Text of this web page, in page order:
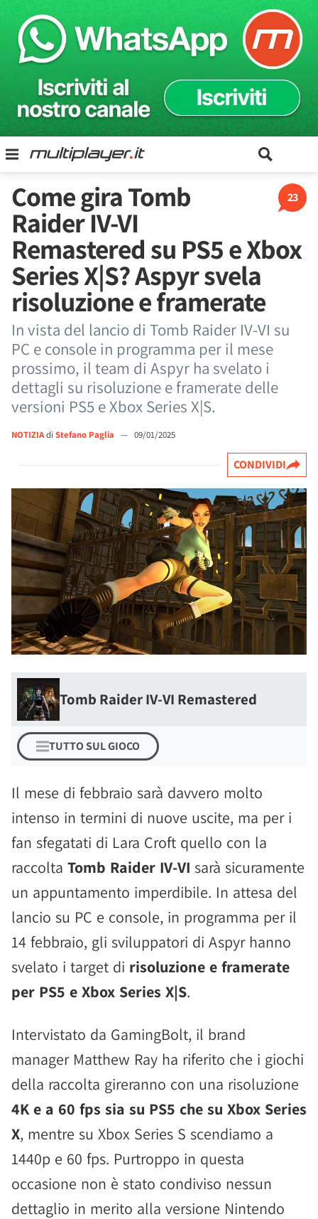
23
Come gira Tomb
Raider IV-VI
Remastered su PS5 e Xbox
Series X|S? Aspyr svela
risoluzione e framerate
In vista del lancio di Tomb Raider IV-VI su
PC e console in programma per il mese
prossimo, il team di Aspyr ha svelato i
dettagli su risoluzione e framerate delle
versioni PS5 e Xbox Series X|S.
NOTIZIAdi Stefano Paglia — 09/01/2025
CONDIVIDI
Tomb Raider IV-VI Remastered
TUTTO SUL GIOCO
Il mese di febbraio sarà davvero molto
intenso in termini di nuove uscite, ma per i
fan sfegatati di Lara Croft quello con la
raccolta Tomb Raider IV-VI sarà sicuramente
un appuntamento imperdibile. In attesa del
lancio su PC e console, in programma per il
14 febbraio, gli sviluppatori di Aspyr hanno
svelato i target di risoluzione e framerate
per PS5 e Xbox Series X|S.
Intervistato da GamingBolt, il brand
manager Matthew Ray ha riferito che i giochi
della raccolta gireranno con una risoluzione
4K e a 60 fps sia su PS5 che su Xbox Series
X, mentre su Xbox Series S scendiamo a
1440p e 60 fps. Purtroppo in questa
occasione non è stato condiviso nessun
dettaglio in merito alla versione Nintendo